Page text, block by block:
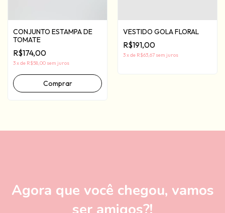
CONJUNTO ESTAMPA DE
TOMATE
R$174,00
3xde R$58,00 sem juros
Comprar
VESTIDO GOLA FLORAL
R$191,00
3xde R$63,67 sem juros
Agora que você chegou, vamos